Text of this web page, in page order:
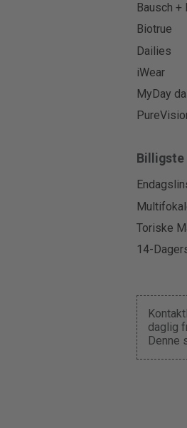
Bausch +
Biotrue
Dailies
iWear
MyDay
Toriske
14-
daglig
Denne